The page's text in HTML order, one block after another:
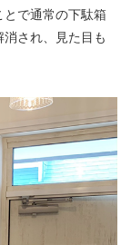
とで通常の下駄箱
され、見た目も